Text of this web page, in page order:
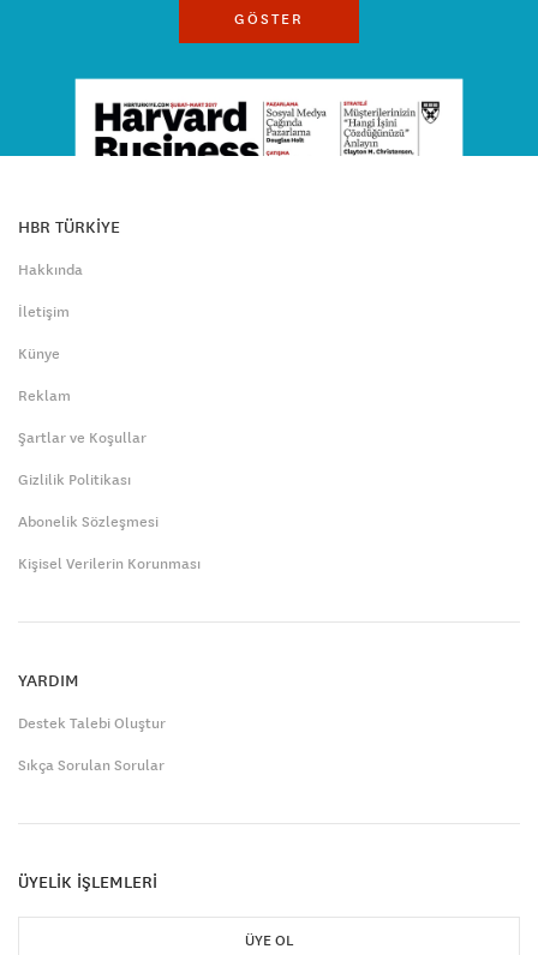
GÖSTER
HBR TÜRKİYE
Hakkında
İletişim
Künye
Reklam
Şartlar ve Koşullar
Gizlilik Politikası
Abonelik Sözleşmesi
Kişisel Verilerin Korunması
YARDIM
Destek Talebi Oluştur
Sıkça Sorulan Sorular
ÜYELİK İŞLEMLERİ
ÜYE OL